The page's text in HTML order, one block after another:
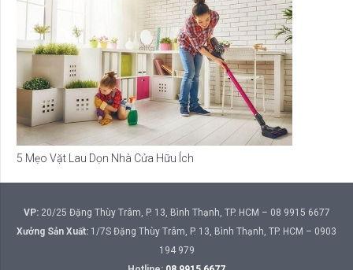
5 Mẹo Vặt Lau Dọn Nhà Cửa Hữu Ích
VP:20/25 Đặng Thùy Trâm, P. 13, Bình Thạnh, TP. HCM – 08 9915 6677
Xưởng Sản Xuất: 1/7S Đặng Thùy Trâm, P. 13, Bình Thạnh, TP. HCM – 0903
194 979